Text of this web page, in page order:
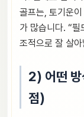
골프는, 토기운
가 많습니다. “
조적으로 잘 살
2) 어떤 방
점)